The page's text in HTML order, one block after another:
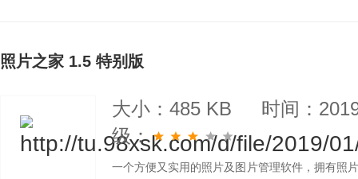
照片之家 1.5 特别版
大小：485 KB
时间：
级：
一个方便又实用的照片及图片管理软件，拥有照